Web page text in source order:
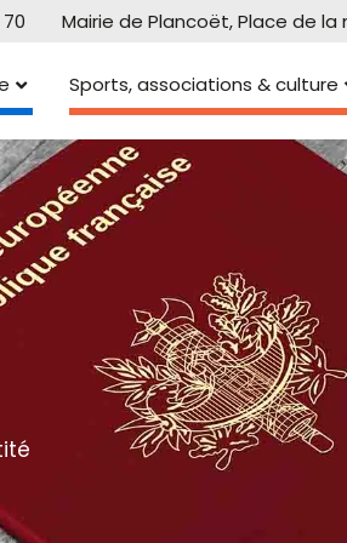
Mairie de Plancoët, Place de la
Sports, associations & culture